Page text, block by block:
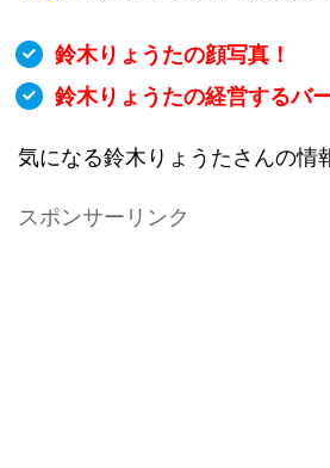
鈴木りょうたの顔写真！
鈴木りょうたの経営するバ
気になる鈴木りょうたさんの情
スポンサーリンク